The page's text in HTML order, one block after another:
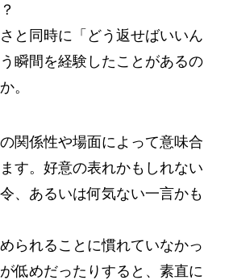
と同時に「どう返せばいいん
瞬間を経験したことがあるの
。
関係性や場面によって意味合
す。好意の表れかもしれない
、あるいは何気ない一言かも
られることに慣れていなかっ
低めだったりすると、素直に